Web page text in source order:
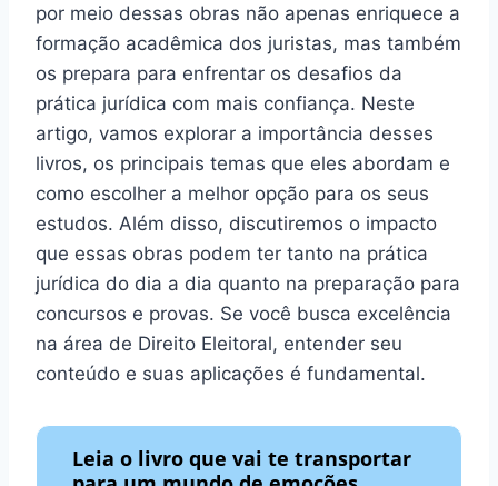
por meio dessas obras não apenas enriquece a
formação acadêmica dos juristas, mas também
os prepara para enfrentar os desafios da
prática jurídica com mais confiança. Neste
artigo, vamos explorar a importância desses
livros, os principais temas que eles abordam e
como escolher a melhor opção para os seus
estudos. Além disso, discutiremos o impacto
que essas obras podem ter tanto na prática
jurídica do dia a dia quanto na preparação para
concursos e provas. Se você busca excelência
na área de Direito Eleitoral, entender seu
conteúdo e suas aplicações é fundamental.
Leia o livro que vai te transportar